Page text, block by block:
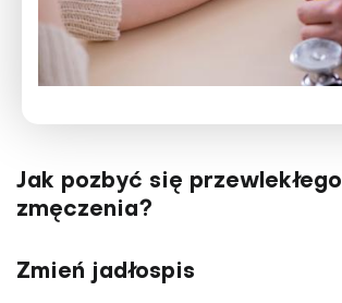
Jak pozbyć się przewlekłego
zmęczenia?
Zmień jadłospis